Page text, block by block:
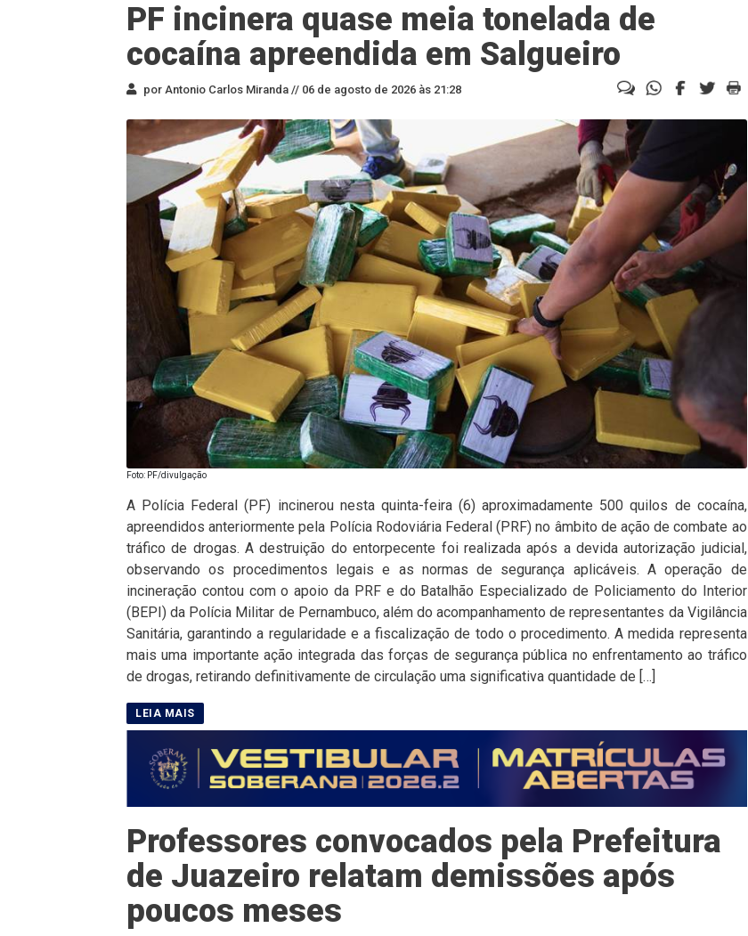
PF incinera quase meia tonelada de
cocaína apreendida em Salgueiro
por Antonio Carlos Miranda // 06 de agosto de 2026 às 21:28
Foto: PF/divulgação
A Polícia Federal (PF) incinerou nesta quinta-feira (6) aproximadamente 500 quilos de cocaína,
apreendidos anteriormente pela Polícia Rodoviária Federal (PRF) no âmbito de ação de combate ao
tráfico de drogas. A destruição do entorpecente foi realizada após a devida autorização judicial,
observando os procedimentos legais e as normas de segurança aplicáveis. A operação de
incineração contou com o apoio da PRF e do Batalhão Especializado de Policiamento do Interior
(BEPI) da Polícia Militar de Pernambuco, além do acompanhamento de representantes da Vigilância
Sanitária, garantindo a regularidade e a fiscalização de todo o procedimento. A medida representa
mais uma importante ação integrada das forças de segurança pública no enfrentamento ao tráfico
de drogas, retirando definitivamente de circulação uma significativa quantidade de […]
Professores convocados pela Prefeitura
de Juazeiro relatam demissões após
poucos meses